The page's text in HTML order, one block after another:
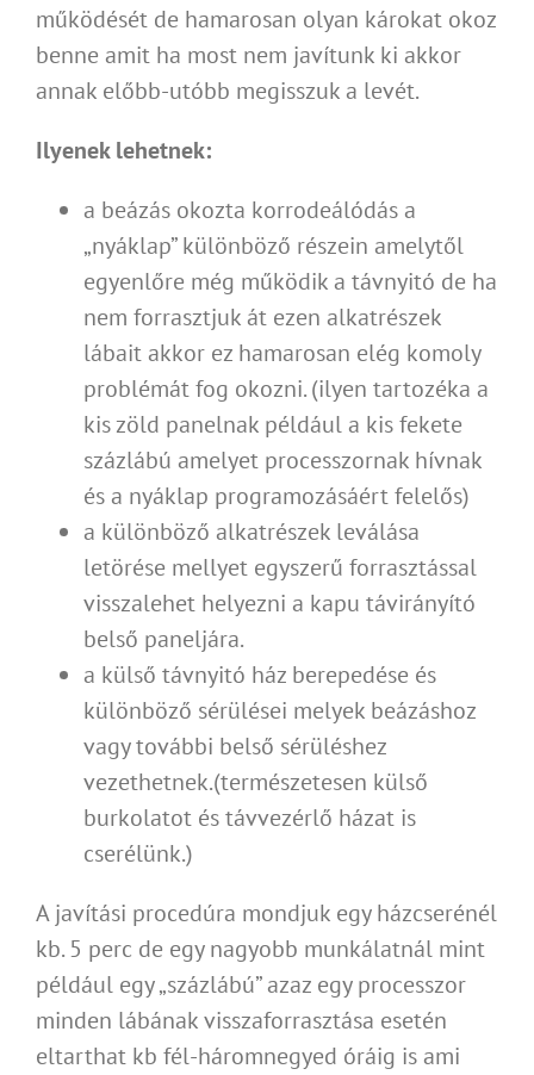
működését de hamarosan olyan károkat okoz
benne amit ha most nem javítunk ki akkor
annak előbb-utóbb megisszuk a levét.
Ilyenek lehetnek:
a beázás okozta korrodeálódás a
„nyáklap” különböző részein amelytől
egyenlőre még működik a távnyitó de ha
nem forrasztjuk át ezen alkatrészek
lábait akkor ez hamarosan elég komoly
problémát fog okozni. (ilyen tartozéka a
kis zöld panelnak például a kis fekete
százlábú amelyet processzornak hívnak
és a nyáklap programozásáért felelős)
a különböző alkatrészek leválása
letörése mellyet egyszerű forrasztással
visszalehet helyezni a kapu távirányító
belső paneljára.
a külső távnyitó ház berepedése és
különböző sérülései melyek beázáshoz
vagy további belső sérüléshez
vezethetnek.(természetesen külső
burkolatot és távvezérlő házat is
cserélünk.)
A javítási procedúra mondjuk egy házcserénél
kb. 5 perc de egy nagyobb munkálatnál mint
például egy „százlábú” azaz egy processzor
minden lábának visszaforrasztása esetén
eltarthat kb fél-háromnegyed óráig is ami